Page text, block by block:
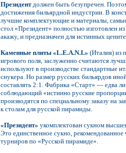
Президентдолжен быть безупречен.
достижения бильярдной индустрии. В
лучшие комплектующие и материалы,
стол «Президент» полностью изготовлен
акажу, и предназначен для истинных
Каменные плиты «L.E.A.N.I.» (Италия) из
игрового поля, заслуженно считаются
используют в производстве стандартные
снукера. Но размер русских бильярдов
составлять 2:1. Фабрика «Старт» — едва
соблюдающий «истинно русские
производятся по специальному заказу на
к столам для русской пирамиды.
«Президент» укомплектован сукном
Это единственное сукно,
турниров по «Русской пирамиде».